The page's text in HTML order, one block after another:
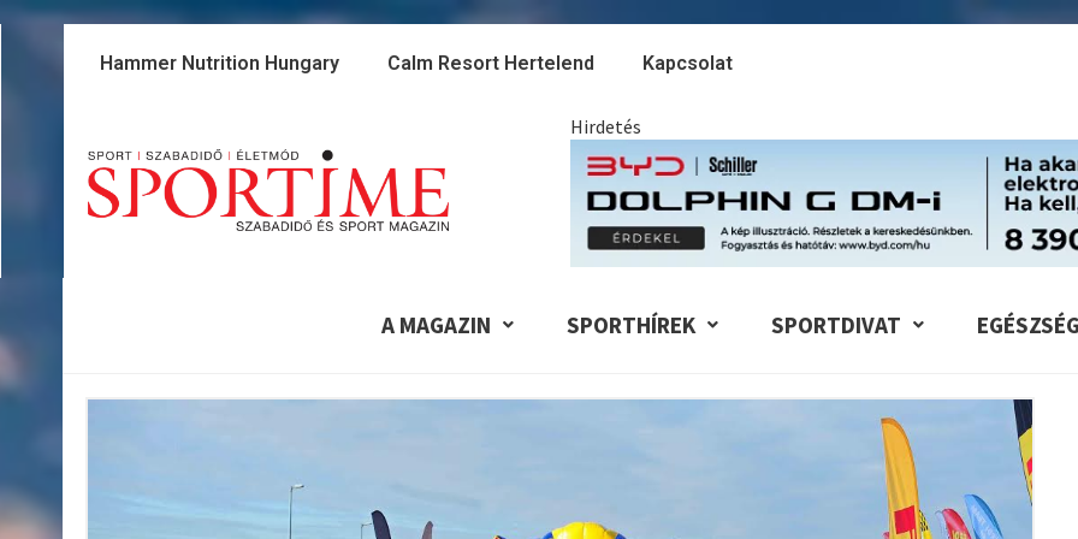
Skip
Hammer Nutrition Hungary Calm Resort Hertelend Kapcsolat
Hirdetés
A MAGAZIN SPORTHÍREK SPORTDIVAT EGÉSZSÉG